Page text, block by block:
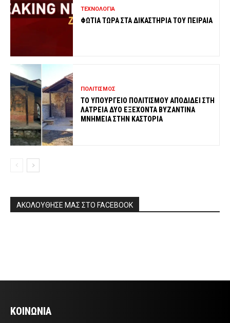
ΤΕΧΝΟΛΟΓΙΑ
ΦΩΤΙΑ ΤΩΡΑ ΣΤΑ ΔΙΚΑΣΤΗΡΙΑ ΤΟΥ ΠΕΙΡΑΙΑ
ΠΟΛΙΤΙΣΜΟΣ
ΤΟ ΥΠΟΥΡΓΕΙΟ ΠΟΛΙΤΙΣΜΟΥ ΑΠΟΔΙΔΕΙ ΣΤΗ
ΛΑΤΡΕΙΑ ΔΥΟ ΕΞΕΧΟΝΤΑ ΒΥΖΑΝΤΙΝΑ
ΜΝΗΜΕΙΑ ΣΤΗΝ ΚΑΣΤΟΡΙΑ
ΑΚΟΛΟΥΘΗΣΕ ΜΑΣ ΣΤΟ FACEBOOK
ΚΟΙΝΩΝΙΑ